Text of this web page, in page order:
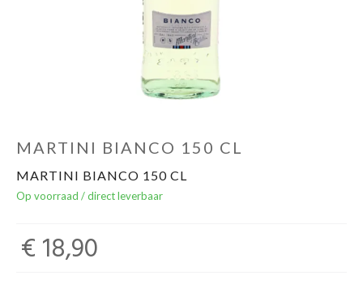
Geels Witteke De Maan's Jenever
MARTINI BIANCO 150 CL
MARTINI BIANCO 150 CL
Op voorraad / direct leverbaar
€ 18,90